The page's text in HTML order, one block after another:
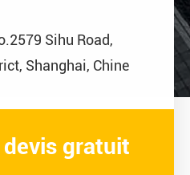
Sihu Road,
Shanghai, Chine
gratuit